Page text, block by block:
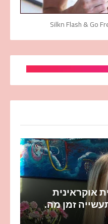
אוקראינית
זמן מה.